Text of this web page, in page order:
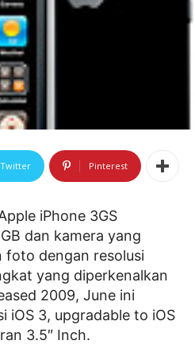
Twitter Pinterest
iPhone 3GS
dan kamera yang
foto dengan resolusi
yang diperkenalkan
2009, June ini
iOS 3, upgradable to iOS
3.5″ Inch.